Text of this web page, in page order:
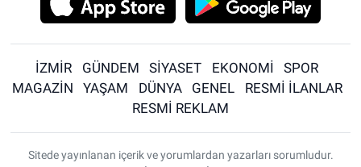
İZMİR GÜNDEM SİYASET EKONOMİ
SPOR
MAGAZİN
YAŞAM DÜNYA GENEL
RESMİ İLANLAR
RESMİ REKLAM
Sitede yayınlanan içerik ve yorumlardan yazarları sorumludur.